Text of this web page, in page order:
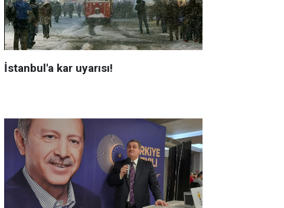
İstanbul'a kar uyarısı!